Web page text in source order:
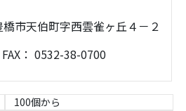
市天伯町字西雲雀ヶ丘４－２
： 0532-38-0700
100個から